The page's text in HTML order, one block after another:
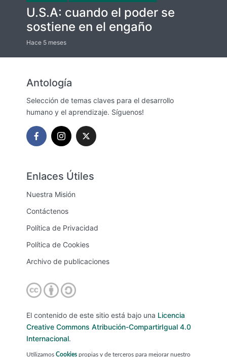
U.S.A: cuando el poder se
sostiene en el engaño
Hace 5 meses
Antología
Selección de temas claves para el desarrollo
humano y el aprendizaje. Síguenos!
Enlaces Útiles
Nuestra Misión
Contáctenos
Política de Privacidad
Política de Cookies
Archivo de publicaciones
El contenido de este sitio está bajo una Licencia
Creative Commons Atribución-CompartirIgual 4.0
Internacional.
Utilizamos Cookies propias y de terceros para mejorar nuestro